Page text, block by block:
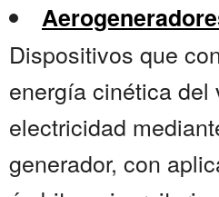
Dispositivos que
energía cinética del
electricidad
generador, con